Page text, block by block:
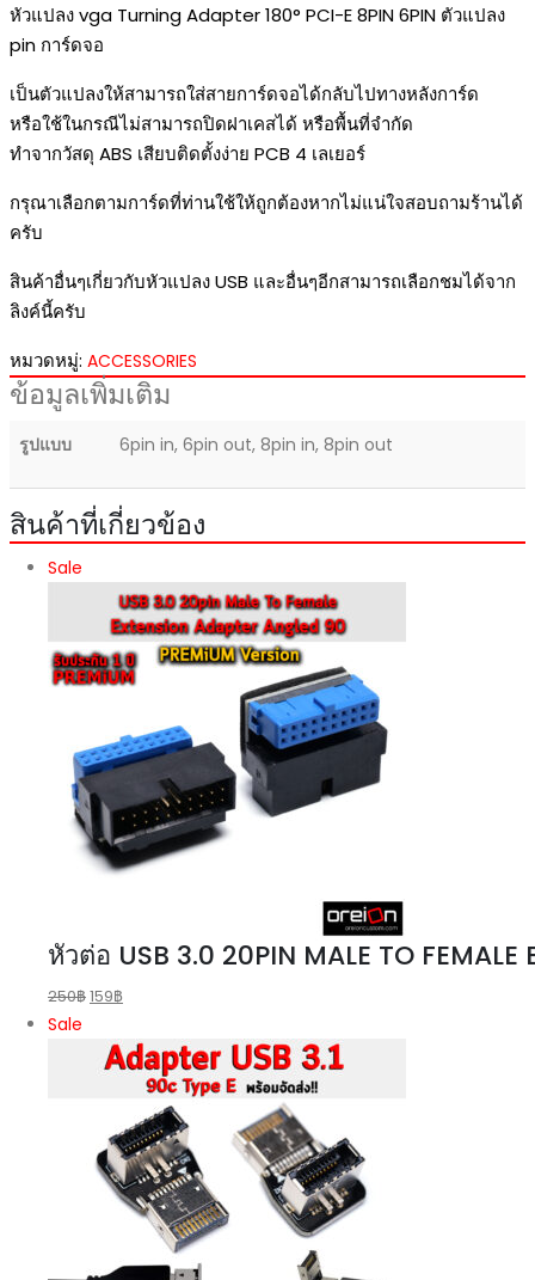
หัวแปลง vga Turning Adapter 180° PCI-E 8PIN 6PIN ตัวแปลง
pin การ์ดจอ
เป็นตัวแปลงให้สามารถใส่สายการ์ดจอได้กลับไปทางหลังการ์ด
หรือใช้ในกรณีไม่สามารถปิดฝาเคสได้ หรือพื้นที่จำกัด
ทำจากวัสดุ ABS เสียบติดตั้งง่าย PCB 4 เลเยอร์
กรุณาเลือกตามการ์ดที่ท่านใช้ให้ถูกต้องหากไม่แน่ใจสอบถามร้านได้
ครับ
สินค้าอื่นๆเกี่ยวกับหัวแปลง USB และอื่นๆอีกสามารถเลือกชมได้จาก
ลิงค์นี้ครับ
หมวดหมู่: ACCESSORIES
ข้อมูลเพิ่มเติม
รูปแบบ 6pin in, 6pin out, 8pin in, 8pin out
สินค้าที่เกี่ยวข้อง
Sale
หัวต่อ USB 3.0 20PIN MALE TO FEMALE
250฿159฿
Sale